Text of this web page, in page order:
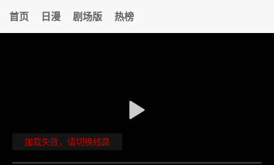
首页 日漫 剧场版 热榜
加载失败，请切换线路